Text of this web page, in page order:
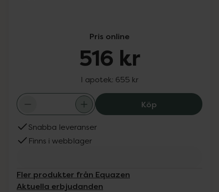
Pris online
516 kr
I apotek: 655 kr
KöpEquazen
Snabba leveranser
Finns i webblager
Fler produkter från Equazen
Aktuella erbjudanden